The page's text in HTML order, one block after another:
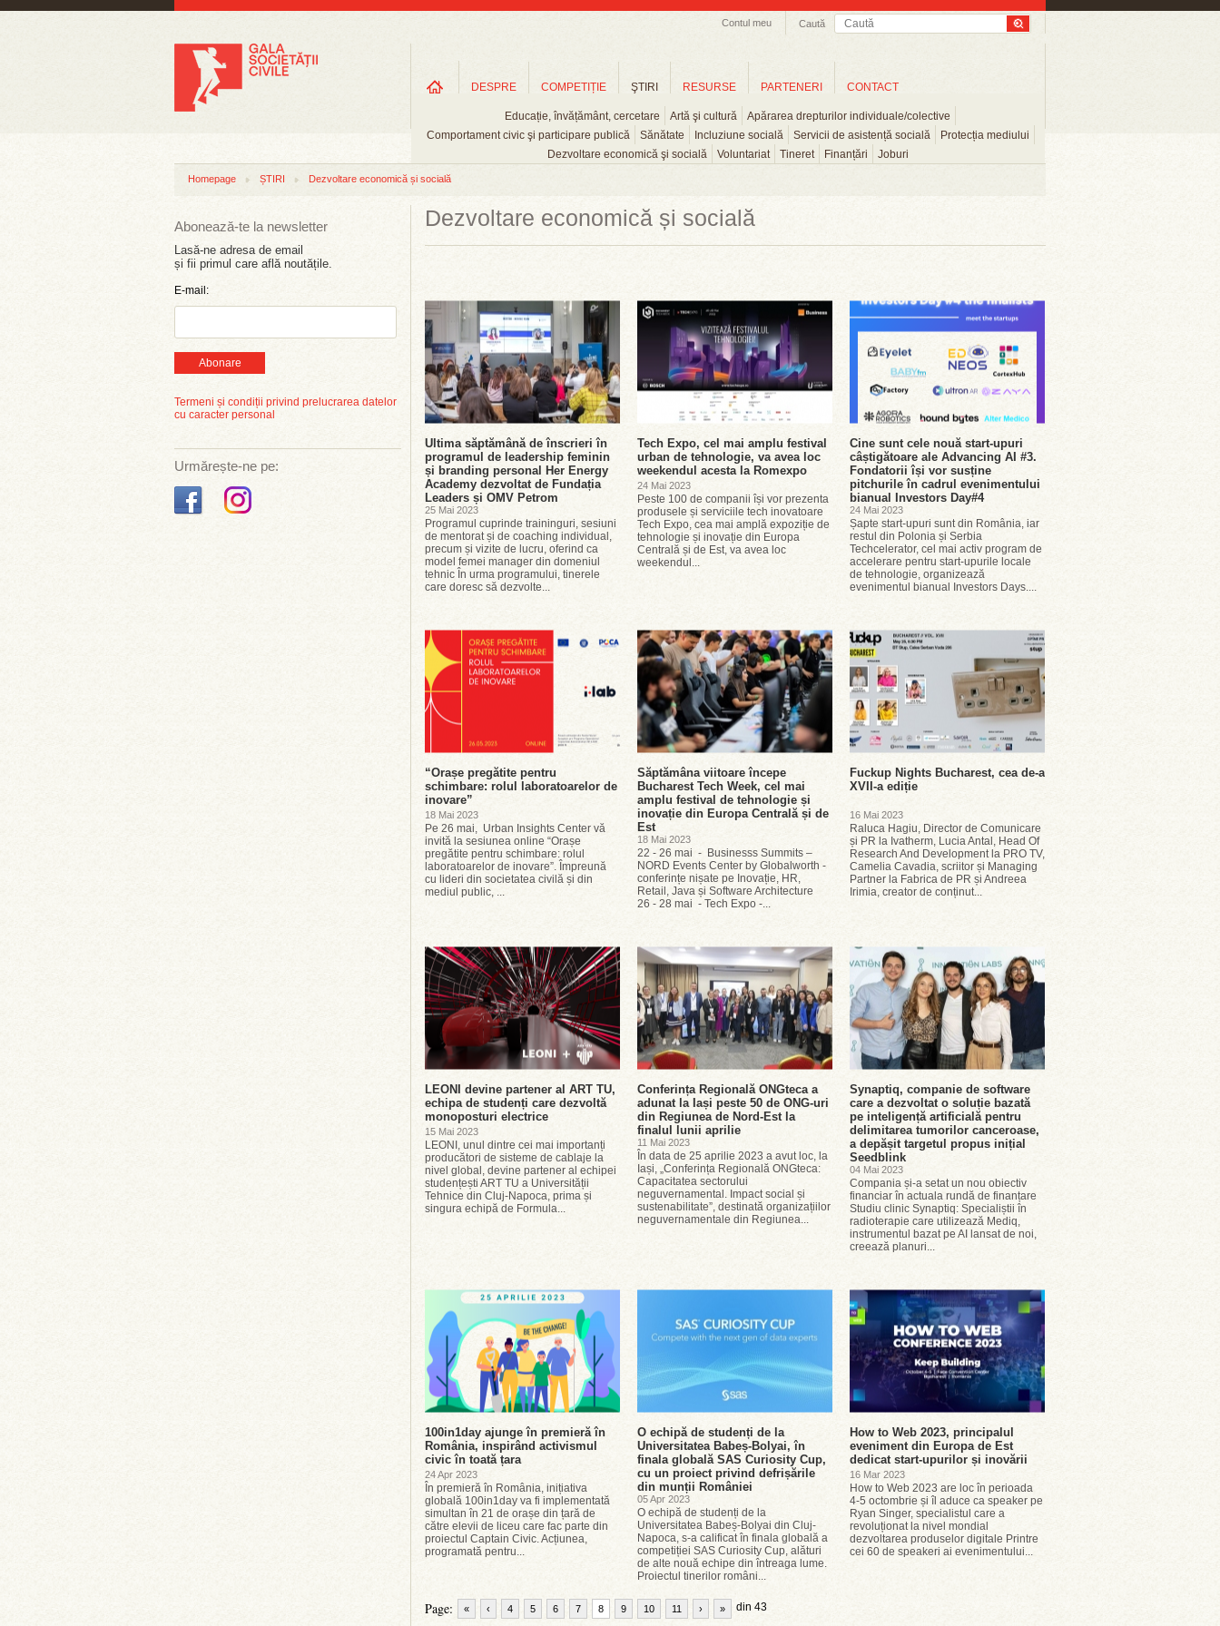
Caută
Contul meu
DESPRE COMPETIȚIE ŞTIRI
Educație, învățământ, cercetare Artă şi cultură
Apărarea drepturilor individuale/colective
Comportament civic şi participare publică
Sănătate Incluziune socială Servicii de asistență socială
Protecția mediului
Dezvoltare economică şi socială
Voluntariat Tineret Finanțări Joburi
RESURSE PARTENERI CONTACT
Homepage ȘTIRI Dezvoltare economică și socială
Abonează-te la newsletter
Lasă-ne adresa de email
și fii primul care află noutățile.
E-mail:
Abonare
Termeni și condiții privind prelucrarea datelor
cu caracter personal
Urmărește-ne pe:
Dezvoltare economică și socială
Ultima săptămână de înscrieri în
programul de leadership feminin
și branding personal Her Energy
Academy dezvoltat de Fundația
Leaders și OMV Petrom
25 Mai 2023
Programul cuprinde traininguri, sesiuni
de mentorat și de coaching individual,
precum și vizite de lucru, oferind ca
model femei manager din domeniul
tehnic În urma programului, tinerele
care doresc să dezvolte...
Tech Expo, cel mai amplu festival
urban de tehnologie, va avea loc
weekendul acesta la Romexpo
24 Mai 2023
Peste 100 de companii își vor prezenta
produsele și serviciile tech inovatoare
Tech Expo, cea mai amplă expoziție de
tehnologie și inovație din Europa
Centrală și de Est, va avea loc
weekendul...
Cine sunt cele nouă start-upuri
câștigătoare ale Advancing AI #3.
Fondatorii își vor susține
pitchurile în cadrul evenimentului
bianual Investors Day#4
24 Mai 2023
Șapte start-upuri sunt din România, iar
restul din Polonia și Serbia
Techcelerator, cel mai activ program de
accelerare pentru start-upurile locale
de tehnologie, organizează
evenimentul bianual Investors Days....
“Orașe pregătite pentru
schimbare: rolul laboratoarelor de
inovare”
18 Mai 2023
Pe 26 mai, Urban Insights Center vă
invită la sesiunea online “Orașe
pregătite pentru schimbare: rolul
laboratoarelor de inovare”. Împreună
cu lideri din societatea civilă și din
mediul public, ...
Săptămâna viitoare începe
Bucharest Tech Week, cel mai
amplu festival de tehnologie și
inovație din Europa Centrală și de
Est
18 Mai 2023
22 - 26 mai - Businesss Summits –
NORD Events Center by Globalworth -
conferințe nișate pe Inovație, HR,
Retail, Java și Software Architecture
26 - 28 mai - Tech Expo -...
Fuckup Nights Bucharest, cea de-a
XVII-a ediție
16 Mai 2023
Raluca Hagiu, Director de Comunicare
și PR la Ivatherm, Lucia Antal, Head Of
Research And Development la PRO TV,
Camelia Cavadia, scriitor și Managing
Partner la Fabrica de PR și Andreea
Irimia, creator de conținut...
LEONI devine partener al ART TU,
echipa de studenți care dezvoltă
monoposturi electrice
15 Mai 2023
LEONI, unul dintre cei mai importanți
producători de sisteme de cablaje la
nivel global, devine partener al echipei
studențești ART TU a Universității
Tehnice din Cluj-Napoca, prima și
singura echipă de Formula...
Conferința Regională ONGteca a
adunat la Iași peste 50 de ONG-uri
din Regiunea de Nord-Est la
finalul lunii aprilie
11 Mai 2023
În data de 25 aprilie 2023 a avut loc, la
Iași, „Conferința Regională ONGteca:
Capacitatea sectorului
neguvernamental. Impact social și
sustenabilitate”, destinată organizațiilor
neguvernamentale din Regiunea...
Synaptiq, companie de software
care a dezvoltat o soluție bazată
pe inteligență artificială pentru
delimitarea tumorilor canceroase,
a depășit targetul propus inițial
Seedblink
04 Mai 2023
Compania și-a setat un nou obiectiv
financiar în actuala rundă de finanțare
Studiu clinic Synaptiq: Specialiștii în
radioterapie care utilizează Mediq,
instrumentul bazat pe AI lansat de noi,
creează planuri...
100in1day ajunge în premieră în
România, inspirând activismul
civic în toată țara
24 Apr 2023
În premieră în România, inițiativa
globală 100in1day va fi implementată
simultan în 21 de orașe din țară de
către elevii de liceu care fac parte din
proiectul Captain Civic. Acțiunea,
programată pentru...
O echipă de studenți de la
Universitatea Babeș-Bolyai, în
finala globală SAS Curiosity Cup,
cu un proiect privind defrișările
din munții României
05 Apr 2023
O echipă de studenți de la
Universitatea Babeș-Bolyai din Cluj-
Napoca, s-a calificat în finala globală a
competiției SAS Curiosity Cup, alături
de alte nouă echipe din întreaga lume.
Proiectul tinerilor români...
How to Web 2023, principalul
eveniment din Europa de Est
dedicat start-upurilor și inovării
16 Mar 2023
How to Web 2023 are loc în perioada
4-5 octombrie și îl aduce ca speaker pe
Ryan Singer, specialistul care a
revoluționat la nivel mondial
dezvoltarea produselor digitale Printre
cei 60 de speakeri ai evenimentului...
Page: « ‹ 4 5 6 7 8 9 10 11 din 43
› »